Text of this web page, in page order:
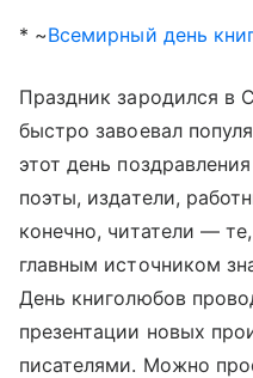
* ~Всемирный день
Праздник зародился в
быстро завоевал
этот день
поэты, издатели,
конечно, читатели —
главным источником
День книголюбов
презентации новых
писателями. Можно